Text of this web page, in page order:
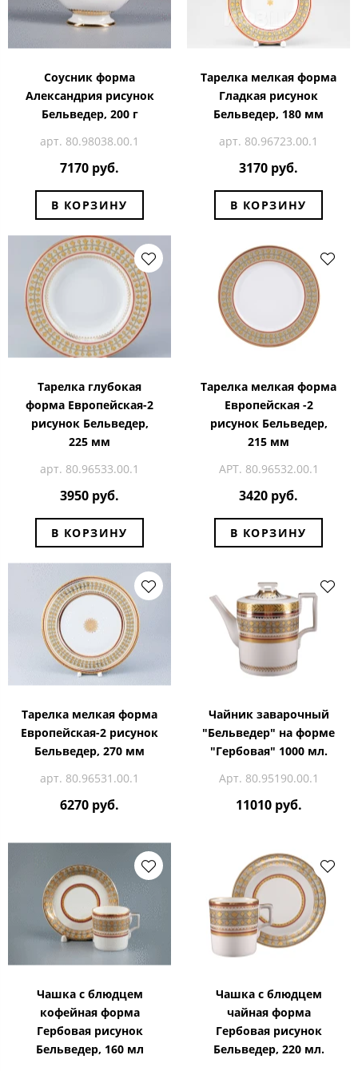
Соусник форма
Александрия рисунок
Бельведер, 200 г
арт. 80.98038.00.1
7170 руб.
В КОРЗИНУ
Тарелка мелкая форма
Гладкая рисунок
Бельведер, 180 мм
арт. 80.96723.00.1
3170 руб.
В КОРЗИНУ
Тарелка глубокая
форма Европейская-2
рисунок Бельведер,
225 мм
арт. 80.96533.00.1
3950 руб.
В КОРЗИНУ
Тарелка мелкая форма
Европейская -2
рисунок Бельведер,
215 мм
АРТ. 80.96532.00.1
3420 руб.
В КОРЗИНУ
Тарелка мелкая форма
Европейская-2 рисунок
Бельведер, 270 мм
арт. 80.96531.00.1
6270 руб.
Чайник заварочный
"Бельведер" на форме
"Гербовая" 1000 мл.
Арт. 80.95190.00.1
11010 руб.
Чашка с блюдцем
кофейная форма
Гербовая рисунок
Бельведер, 160 мл
Чашка с блюдцем
чайная форма
Гербовая рисунок
Бельведер, 220 мл.